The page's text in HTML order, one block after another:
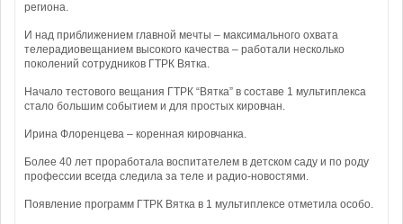
региона.
И над приближением главной мечты – максимального охвата
телерадиовещанием высокого качества – работали несколько
поколений сотрудников ГТРК Вятка.
Начало тестового вещания ГТРК “Вятка” в составе 1 мультиплекса
стало большим событием и для простых кировчан.
Ирина Флоренцева – коренная кировчанка.
Более 40 лет проработала воспитателем в детском саду и по роду
профессии всегда следила за теле и радио-новостями.
Появление программ ГТРК Вятка в 1 мультиплексе отметила особо.